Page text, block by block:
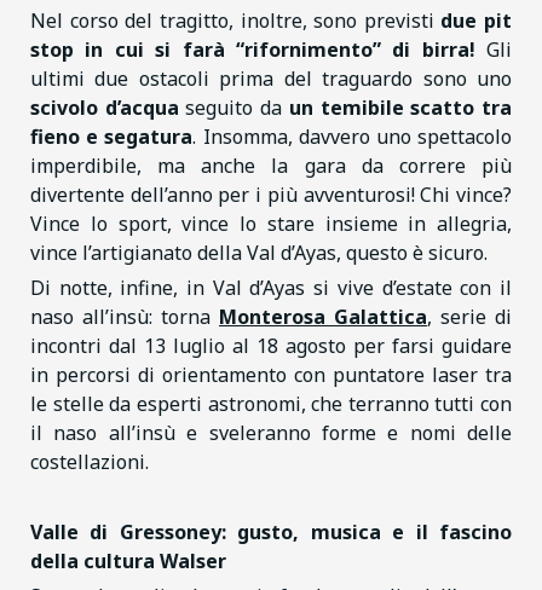
Nel corso del tragitto, inoltre, sono previsti due pit
stop in cui si farà “rifornimento” di birra! Gli
ultimi due ostacoli prima del traguardo sono uno
scivolo d’acquaseguito da un temibile scatto tra
fieno e segatura. Insomma, davvero uno spettacolo
imperdibile, ma anche la gara da correre più
divertente dell’anno per i più avventurosi! Chi vince?
Vince lo sport, vince lo stare insieme in allegria,
vince l’artigianato della Val d’Ayas, questo è sicuro.
Di notte, infine, in Val d’Ayas si vive d’estate con il
naso all’insù: torna Monterosa Galattica, serie di
incontri dal 13 luglio al 18 agosto per farsi guidare
in percorsi di orientamento con puntatore laser tra
le stelle da esperti astronomi, che terranno tutti con
il naso all’insù e sveleranno forme e nomi delle
costellazioni.
Valle di Gressoney: gusto, musica e il fascino
della cultura Walser